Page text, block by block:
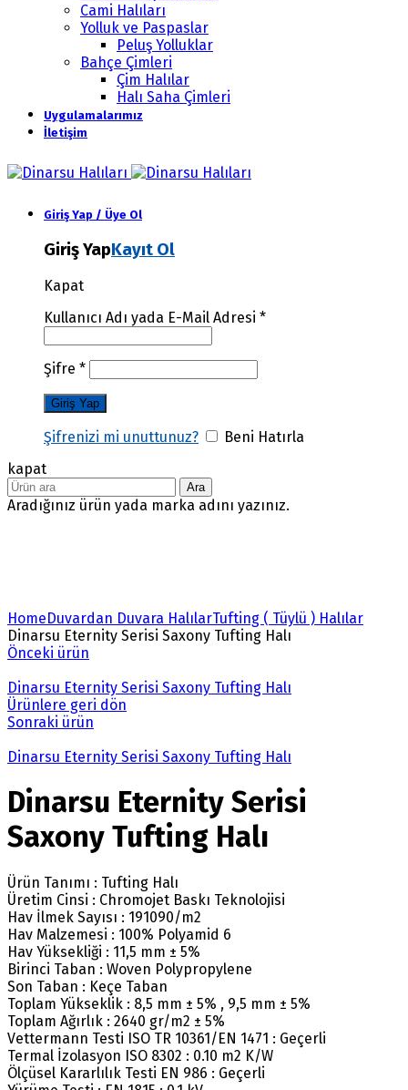
Cami Halıları
Yolluk ve Paspaslar
Peluş Yolluklar
Bahçe Çimleri
Çim Halılar
Halı Saha Çimleri
Uygulamalarımız
İletişim
Giriş Yap / Üye Ol
Giriş YapKayıt Ol
Kapat
Kullanıcı Adı yada E-Mail Adresi *
Şifre *
Şifrenizi mi unuttunuz?
Beni Hatırla
kapat
Ara
Aradığınız ürün yada marka adını yazınız.
HomeDuvardan Duvara HalılarTufting ( Tüylü ) Halılar
Dinarsu Eternity Serisi Saxony Tufting Halı
Önceki ürün
Dinarsu Eternity Serisi Saxony Tufting Halı
Ürünlere geri dön
Sonraki ürün
Dinarsu Eternity Serisi Saxony Tufting Halı
Dinarsu Eternity Serisi
Saxony Tufting Halı
Ürün Tanımı : Tufting Halı
Üretim Cinsi : Chromojet Baskı Teknolojisi
Hav İlmek Sayısı : 191090/m2
Hav Malzemesi : 100% Polyamid 6
Hav Yüksekliği : 11,5 mm ± 5%
Birinci Taban : Woven Polypropylene
Son Taban : Keçe Taban
Toplam Yükseklik : 8,5 mm ± 5% , 9,5 mm ± 5%
Toplam Ağırlık : 2640 gr/m2 ± 5%
Vettermann Testi ISO TR 10361/EN 1471 : Geçerli
Termal İzolasyon ISO 8302 : 0.10 m2 K/W
Ölçüsel Kararlılık Testi EN 986 : Geçerli